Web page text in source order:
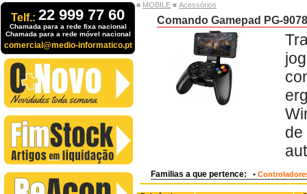
Telf.: 22 999 77 60
Chamada para a rede fixa nacional
Chamada para a rede móvel nacional
comercial@medio-informatico.pt
« MOBILE « Acessórios
Comando Gamepad PG-
Familias a que pertence: •